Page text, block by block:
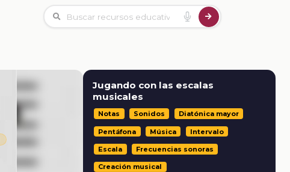
Jugando con las escalas
musicales
Notas Sonidos Diatónica mayor
Pentáfona Música Intervalo
Escala Frecuencias sonoras
Creación musical